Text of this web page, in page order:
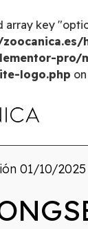
array key
pro/
logo.php
01/10/2025